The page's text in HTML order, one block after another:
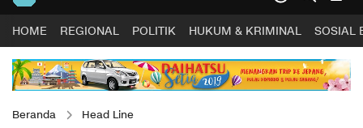
HOME REGIONAL POLITIK HUKUM & KRIMINAL SOSIAL
Beranda Head Line